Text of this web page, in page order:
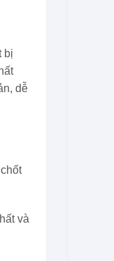
bị
dễ
và